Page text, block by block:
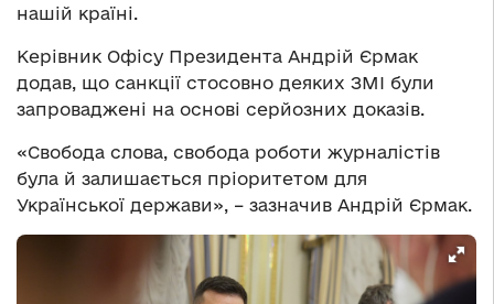
нашій країні.
Керівник Офісу Президента Андрій Єрмак
додав, що санкції стосовно деяких ЗМІ були
запроваджені на основі серйозних доказів.
«Свобода слова, свобода роботи журналістів
була й залишається пріоритетом для
Української держави», – зазначив Андрій Єрмак.